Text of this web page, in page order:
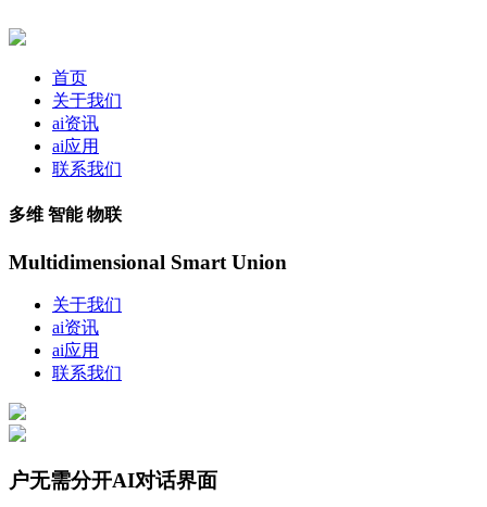
首页
关于我们
ai资讯
ai应用
联系我们
多维 智能 物联
Multidimensional Smart Union
关于我们
ai资讯
ai应用
联系我们
户无需分开AI对话界面